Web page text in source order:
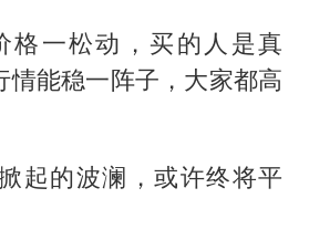
格一松动，买的人是真
情能稳一阵子，大家都高
起的波澜，或许终将平